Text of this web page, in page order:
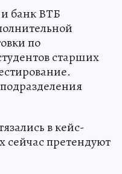
банк ВТБ
по
старших
в кейс-
сейчас претендуют